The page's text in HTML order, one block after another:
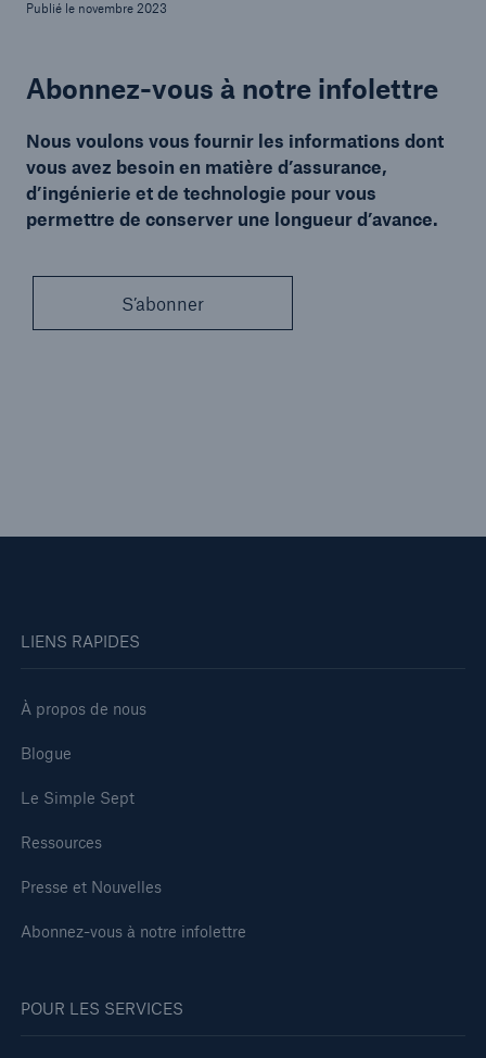
Publié le novembre 2023
Abonnez-vous à notre infolettre
Nous voulons vous fournir les informations dont
vous avez besoin en matière d’assurance,
d’ingénierie et de technologie pour vous
permettre de conserver une longueur d’avance.
S’abonner
LIENS RAPIDES
À propos de nous
Blogue
Le Simple Sept
Ressources
Presse et Nouvelles
Abonnez-vous à notre infolettre
POUR LES SERVICES